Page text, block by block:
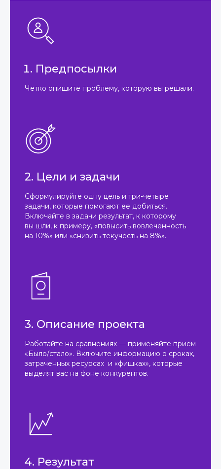
Предпосылки
Четко опишите проблему, которую вы решали.
2. Цели и задачи
Сформулируйте одну цель и три-четыре
задачи, которые помогают ее добиться.
Включайте в задачи результат, к которому
вы шли, к примеру, «повысить вовлеченность
на 10%» или «снизить текучесть на 8%».
3. Описание проекта
Работайте на сравнениях — применяйте прием
«Было/стало». Включите информацию о сроках,
затраченных ресурсах и «фишках», которые
выделят вас на фоне конкурентов.
4. Результат